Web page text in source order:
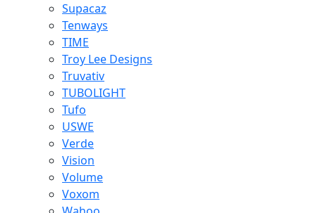
Supacaz
Tenways
TIME
Troy Lee Designs
Truvativ
TUBOLIGHT
Tufo
USWE
Verde
Vision
Volume
Voxom